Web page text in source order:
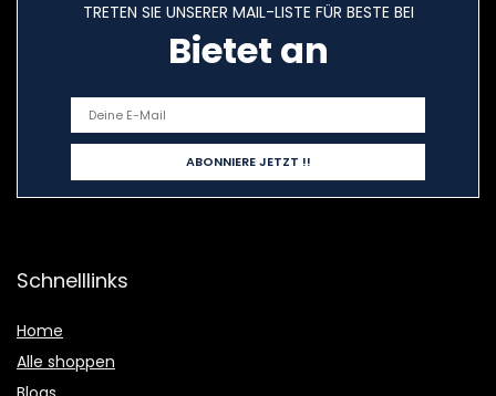
TRETEN SIE UNSERER MAIL-LISTE FÜR BESTE BEI
Bietet an
Schnelllinks
Home
Alle shoppen